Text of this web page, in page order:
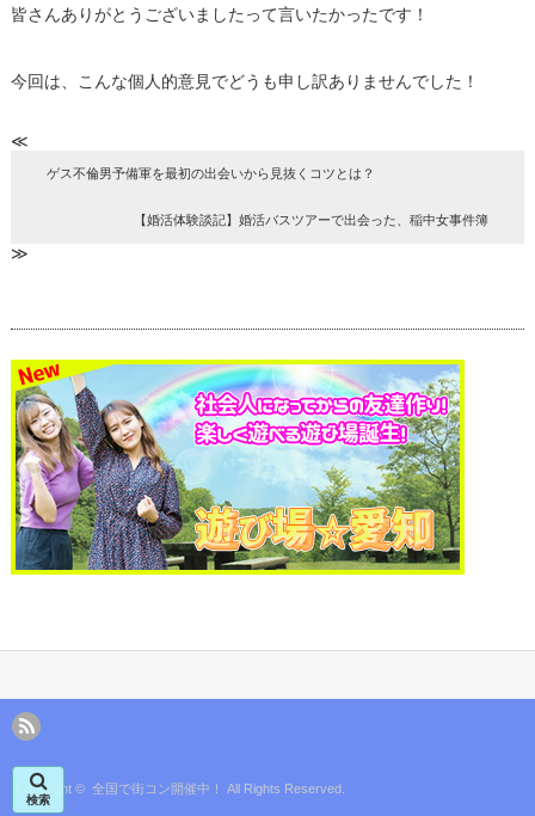
皆さんありがとうございましたって言いたかったです！
今回は、こんな個人的意見でどうも申し訳ありませんでした！
≪
ゲス不倫男予備軍を最初の出会いから見抜くコツとは？
【婚活体験談記】婚活バスツアーで出会った、稲中女事件簿
≫
Copyright ©全国で街コン開催中！ All Rights Reserved.
検索